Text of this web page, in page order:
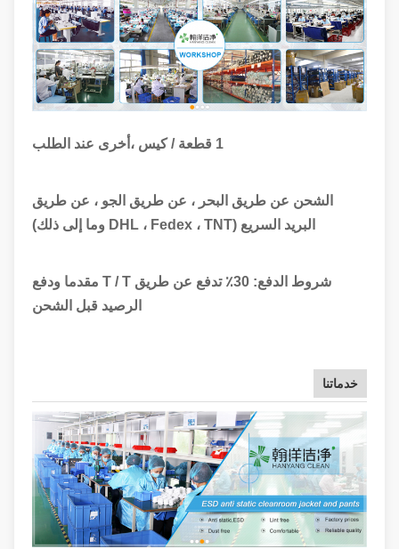
أخرى عند الطلب
الشحن عن طريق البحر ، عن طريق الجو ، عن طريق
البريد السريع (DHL ، Fedex ، TNT وما إلى ذلك)
شروط الدفع: 30٪ تدفع عن طريق T / T مقدما ودفع
الرصيد قبل الشحن
خدماتنا